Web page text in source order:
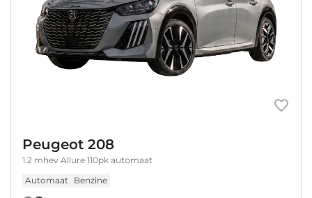
Peugeot 208
1.2 mhev Allure 110pk automaat
Automaat Benzine